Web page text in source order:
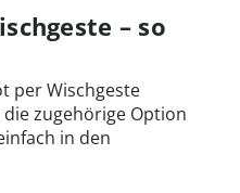
– so
per Wischgeste
zugehörige Option
in den